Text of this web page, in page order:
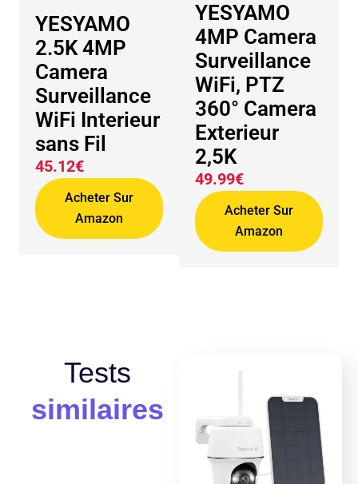
YESYAMO
2.5K 4MP
Camera
Surveillance
WiFi Interieur
sans Fil
45.12€
Acheter Sur
Amazon
YESYAMO
4MP Camera
Surveillance
WiFi, PTZ
360° Camera
Exterieur
2,5K
49.99€
Acheter Sur
Amazon
Tests
similaires